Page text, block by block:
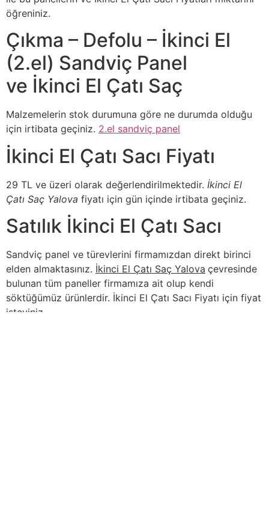
öğreniniz.
Çıkma – Defolu – İkinci El
(2.el) Sandviç Panel
ve İkinci El Çatı Saç
Malzemelerin stok durumuna göre ne durumda olduğu
için irtibata geçiniz. 2.el sandviç panel
İkinci El Çatı Sacı Fiyatı
29 TL ve üzeri olarak değerlendirilmektedir. İkinci El
Çatı Saç Yalova fiyatı için gün içinde irtibata geçiniz.
Satılık İkinci El Çatı Sacı
Sandviç panel ve türevlerini firmamızdan direkt birinci
elden almaktasınız. İkinci El Çatı Saç Yalova çevresinde
bulunan tüm paneller firmamıza ait olup kendi
söktüğümüz ürünlerdir. İkinci El Çatı Sacı Fiyatı için fiyat
isteyiniz.